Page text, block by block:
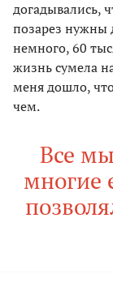
догадывались,
позарез нужны
немного, 60
жизнь сумела
меня дошло,
чем.
Все
многие